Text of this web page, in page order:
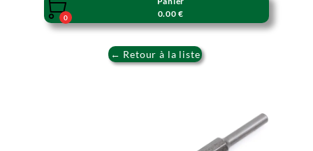

0
0.00 €
← Retour à la liste